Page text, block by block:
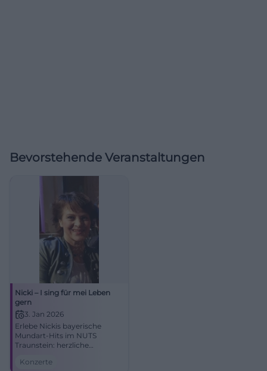
Bevorstehende Veranstaltungen
Nicki – I sing für mei Leben
gern
3. Jan 2026
Erlebe Nickis bayerische
Mundart-Hits im NUTS
Traunstein: herzliche
echter Bayernpop. Sichere dir
Konzerte